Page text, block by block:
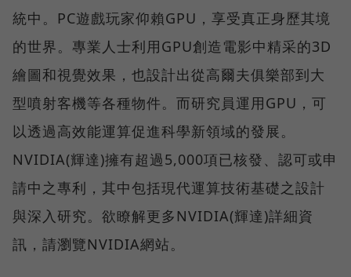
統中。PC遊戲玩家仰賴GPU，享受真正身歷其境
的世界。專業人士利用GPU創造電影中精采的3D
繪圖和視覺效果，也設計出從高爾夫俱樂部到大
型噴射客機等各種物件。而研究員運用GPU，可
以透過高效能運算促進科學新領域的發展。
NVIDIA(輝達)擁有超過5,000項已核發、認可或申
請中之專利，其中包括現代運算技術基礎之設計
與深入研究。欲瞭解更多NVIDIA(輝達)詳細資
訊，請瀏覽NVIDIA網站。